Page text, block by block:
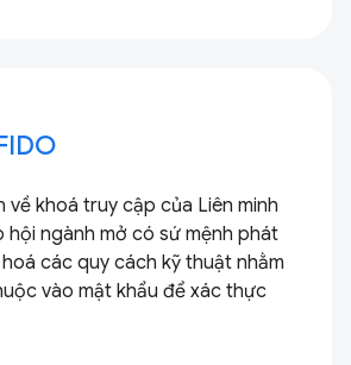
về khoá truy cập của Liên minh
hội ngành mở có sứ mệnh phát
các quy cách kỹ thuật nhằm
vào mật khẩu để xác thực